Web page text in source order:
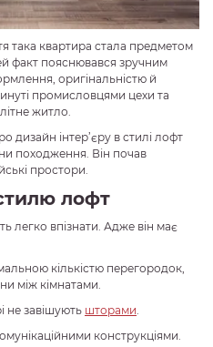
така квартира стала предметом
факт пояснювався зручним
оригінальністю й
промисловцями цехи та
житло.
дизайн інтер’єру в стилі лофт
походження. Він почав
простори.
лофт
легко впізнати. Адже він має
кількістю перегородок,
між кімнатами.
не завішують шторами
конструкціями.